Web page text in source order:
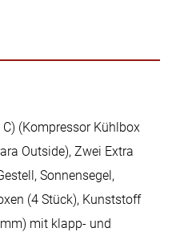
C) (Kompressor Kühlbox
Outside), Zwei Extra
Sonnensegel,
(4 Stück), Kunststoff
mit klapp- und